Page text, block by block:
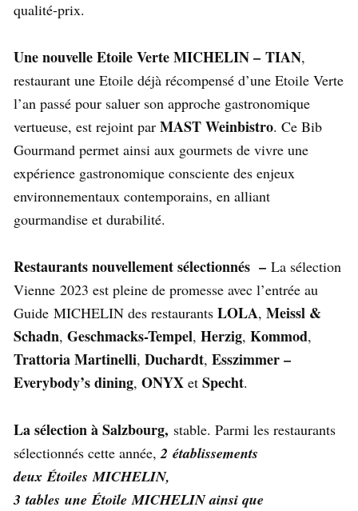
qualité-prix.
Une nouvelle Etoile Verte MICHELIN – TIAN,
restaurant une Etoile déjà récompensé d’une Etoile Verte
l’an passé pour saluer son approche gastronomique
vertueuse, est rejoint par MAST Weinbistro. Ce Bib
Gourmand permet ainsi aux gourmets de vivre une
expérience gastronomique consciente des enjeux
environnementaux contemporains, en alliant
gourmandise et durabilité.
Restaurants nouvellement sélectionnés – La sélection
Vienne 2023 est pleine de promesse avec l’entrée au
Guide MICHELIN des restaurants LOLA, Meissl &
Schadn, Geschmacks-Tempel, Herzig, Kommod,
Trattoria Martinelli, Duchardt, Esszimmer –
Everybody’s dining, ONYX et Specht.
La sélection à Salzbourg, stable. Parmi les restaurants
sélectionnés cette année,2 établissements
deux Étoiles MICHELIN,
3 tables une Étoile MICHELIN ainsi que